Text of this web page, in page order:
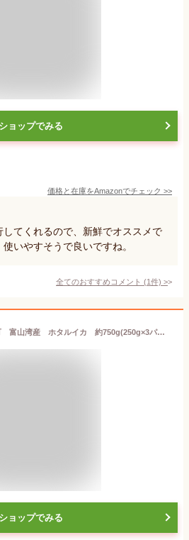
ショップでみる
価格と在庫をAmazonでチェック >>
てくれるので、新鮮でオススメで
いやすそうで良いですね。
全てのおすすめコメント (1件) >
ほたるいか お刺身可 富山湾産 ホタルイカ 約750g(250g×3パック）約63尾 熨斗対応可【ギフト】【お中元】【母の日ギフト】【父の日ギフト】におすすめです！【新商品】
ショップでみる